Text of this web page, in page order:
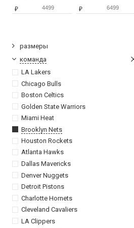
₽ ₽
размеры
команда
LA Lakers
Chicago Bulls
Boston Celtics
Golden State Warriors
Miami Heat
Brooklyn Nets
Houston Rockets
Atlanta Hawks
Dallas Mavericks
Denver Nuggets
Detroit Pistons
Charlotte Hornets
Cleveland Cavaliers
LA Clippers